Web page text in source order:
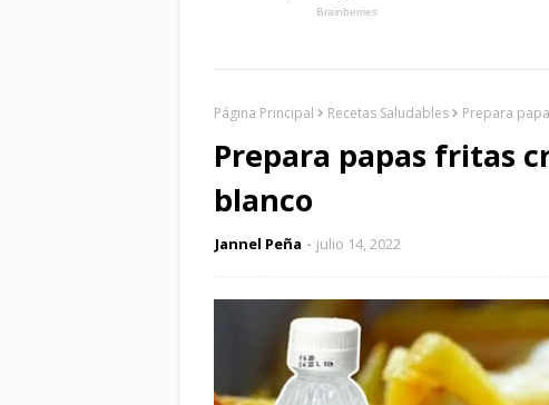
Página Principal Recetas Saludables Prepara
Prepara papas fritas
blanco
Jannel Peña julio 14, 2022